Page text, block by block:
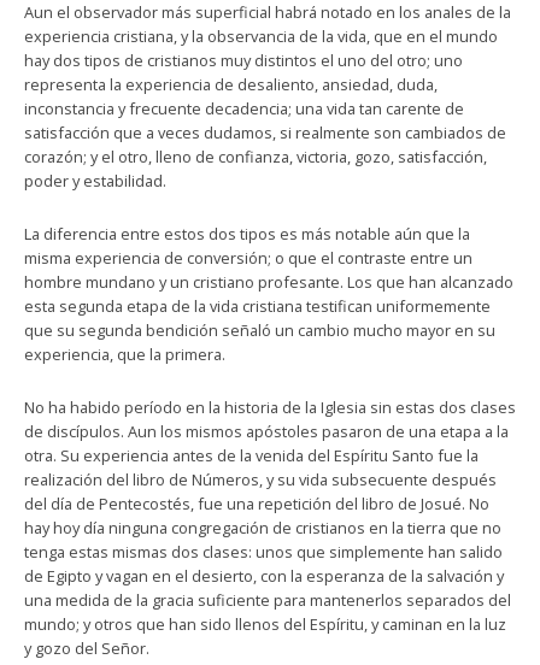
Aun el observador más superficial habrá notado en los anales de la
experiencia cristiana, y la observancia de la vida, que en el mundo
hay dos tipos de cristianos muy distintos el uno del otro; uno
representa la experiencia de desaliento, ansiedad, duda,
inconstancia y frecuente decadencia; una vida tan carente de
satisfacción que a veces dudamos, si realmente son cambiados de
corazón; y el otro, lleno de confianza, victoria, gozo, satisfacción,
poder y estabilidad.
La diferencia entre estos dos tipos es más notable aún que la
misma experiencia de conversión; o que el contraste entre un
hombre mundano y un cristiano profesante. Los que han alcanzado
esta segunda etapa de la vida cristiana testifican uniformemente
que su segunda bendición señaló un cambio mucho mayor en su
experiencia, que la primera.
No ha habido período en la historia de la Iglesia sin estas dos clases
de discípulos. Aun los mismos apóstoles pasaron de una etapa a la
otra. Su experiencia antes de la venida del Espíritu Santo fue la
realización del libro de Números, y su vida subsecuente después
del día de Pentecostés, fue una repetición del libro de Josué. No
hay hoy día ninguna congregación de cristianos en la tierra que no
tenga estas mismas dos clases: unos que simplemente han salido
de Egipto y vagan en el desierto, con la esperanza de la salvación y
una medida de la gracia suficiente para mantenerlos separados del
mundo; y otros que han sido llenos del Espíritu, y caminan en la luz
y gozo del Señor.